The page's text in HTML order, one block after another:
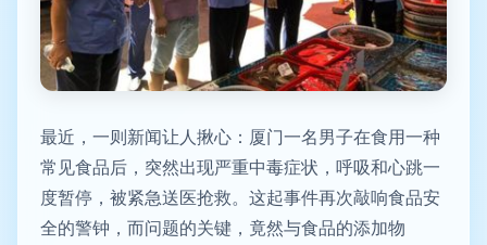
最近，一则新闻让人揪心：厦门一名男子在食用一种
常见食品后，突然出现严重中毒症状，呼吸和心跳一
度暂停，被紧急送医抢救。这起事件再次敲响食品安
全的警钟，而问题的关键，竟然与食品的添加物